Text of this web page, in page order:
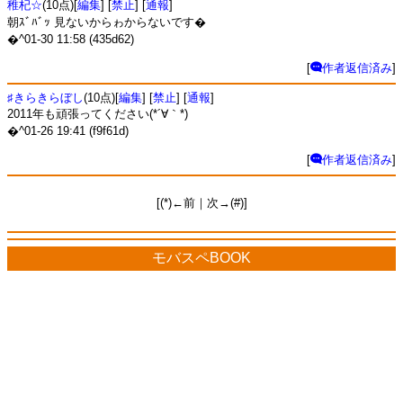
稚杞☆(10点)[編集] [禁止] [通報]
朝ｽﾞﾊﾞｯ 見ないからゎからないです�
�^01-30 11:58 (435d62)
[ 作者返信済み]
♯きらきらぼし(10点)[編集] [禁止] [通報]
2011年も頑張ってください(*´∀｀*)
�^01-26 19:41 (f9f61d)
[ 作者返信済み]
[(*)←前｜次→(#)]
モバスペBOOK